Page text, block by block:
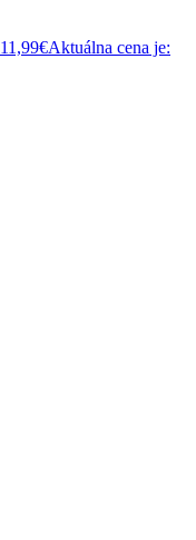
11,99€Aktuálna cena je: